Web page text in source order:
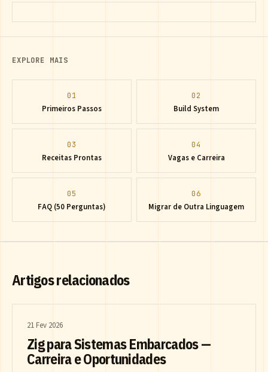
EXPLORE MAIS
01
Primeiros Passos
02
Build System
03
Receitas Prontas
04
Vagas e Carreira
05
FAQ (50 Perguntas)
06
Migrar de Outra Linguagem
Artigos relacionados
21 Fev 2026
Zig para Sistemas Embarcados —
Carreira e Oportunidades